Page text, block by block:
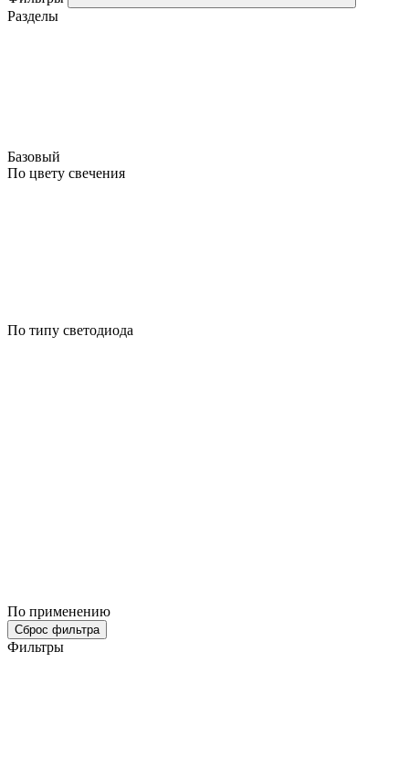
Разделы
Базовый
По цвету свечения
По типу светодиода
По применению
Сброс фильтра
Фильтры